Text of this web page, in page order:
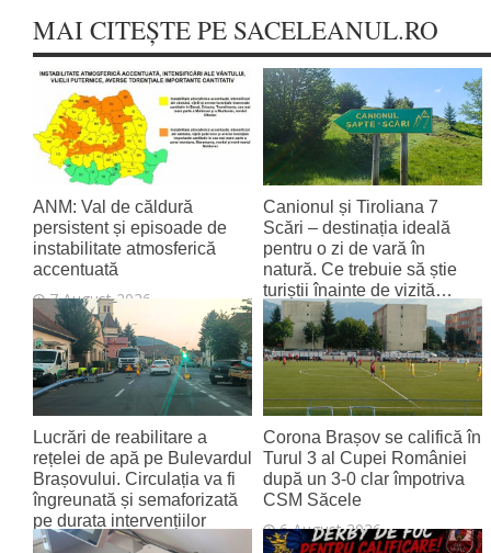
MAI CITEȘTE PE SACELEANUL.RO
ANM: Val de căldură
persistent și episoade de
instabilitate atmosferică
accentuată
7 August 2026
Canionul și Tiroliana 7
Scări – destinația ideală
pentru o zi de vară în
natură. Ce trebuie să știe
turiștii înainte de vizită…
7 August 2026
Lucrări de reabilitare a
rețelei de apă pe Bulevardul
Brașovului. Circulația va fi
îngreunată și semaforizată
pe durata intervențiilor
Corona Brașov se califică în
Turul 3 al Cupei României
după un 3-0 clar împotriva
CSM Săcele
6 August 2026